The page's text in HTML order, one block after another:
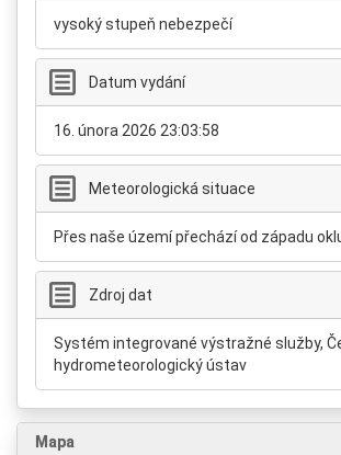
vysoký stupeň nebezpečí
Datum vydání
16. února 2026 23:03:58
Meteorologická situace
Přes naše území přechází od západu
Zdroj dat
Systém integrované výstražné služby,
hydrometeorologický ústav
Mapa